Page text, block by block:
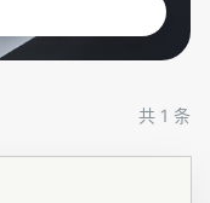
共 1 条